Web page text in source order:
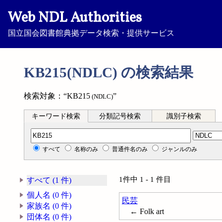
Web NDL Authorities
国立国会図書館典拠データ検索・提供サービス
KB215(NDLC) の検索結果
検索対象：“KB215 (NDLC)”
キーワード検索 分類記号検索 識別子検索
分類記号検索
すべて 名称のみ 普通件名のみ ジャンルのみ
すべて (1 件)
個人名 (0 件)
家族名 (0 件)
団体名 (0 件)
1件中 1 - 1 件目
民芸
← Folk art